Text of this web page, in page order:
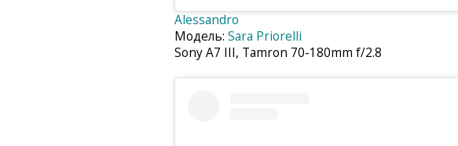
Alessandro
Модель: Sara Priorelli
Sony A7 III, Tamron 70-180mm f/2.8